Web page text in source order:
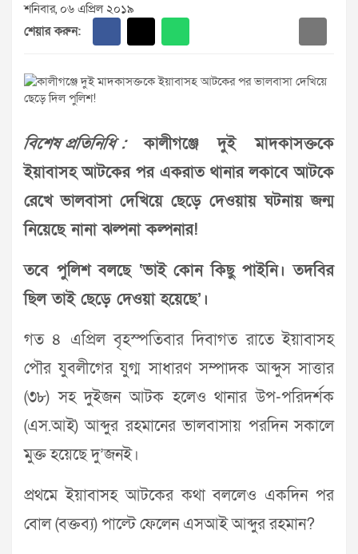
শনিবার, ০৬ এপ্রিল ২০১৯
শেয়ার করুন:
বিশেষ প্রতিনিধি :
কালীগঞ্জে দুই মাদকাসক্তকে
ইয়াবাসহ আটকের পর একরাত থানার লকাবে আটকে
রেখে ভালবাসা দেখিয়ে ছেড়ে দেওয়ায় ঘটনায় জন্ম
নিয়েছে নানা ঝল্পনা কল্পনার!
তবে পুলিশ বলছে ‘ভাই কোন কিছু পাইনি। তদবির
ছিল তাই ছেড়ে দেওয়া হয়েছে’।
গত ৪ এপ্রিল বৃহস্পতিবার দিবাগত রাতে ইয়াবাসহ
পৌর যুবলীগের যুগ্ম সাধারণ সম্পাদক আব্দুস সাত্তার
(৩৮) সহ দুইজন আটক হলেও থানার উপ-পরিদর্শক
(এস.আই) আব্দুর রহমানের ভালবাসায় পরদিন সকালে
মুক্ত হয়েছে দু’জনই।
প্রথমে ইয়াবাসহ আটকের কথা বললেও একদিন পর
বোল (বক্তব্য) পাল্টে ফেলেন এসআই আব্দুর রহমান?